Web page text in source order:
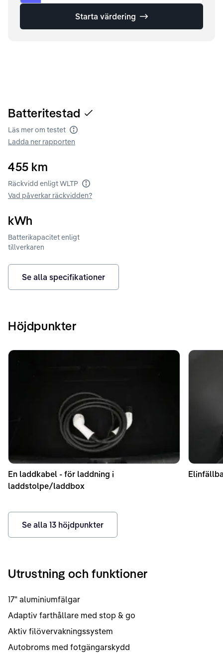
Starta värdering
Batteritestad
Läs mer om testet Batteritest
Ladda ner rapporten
455 km
Räckvidd enligt WLTP Räckvidd enligt WLTP
Vad påverkar räckvidden?
kWh
Batterikapacitet enligt
tillverkaren
Se alla specifikationer
Höjdpunkter
En laddkabel - för laddning i
laddstolpe/laddbox
Se alla 13 höjdpunkter
Utrustning och funktioner
17" aluminiumfälgar
Adaptiv farthållare med stop & go
Aktiv filövervakningssystem
Autobroms med fotgängarskydd